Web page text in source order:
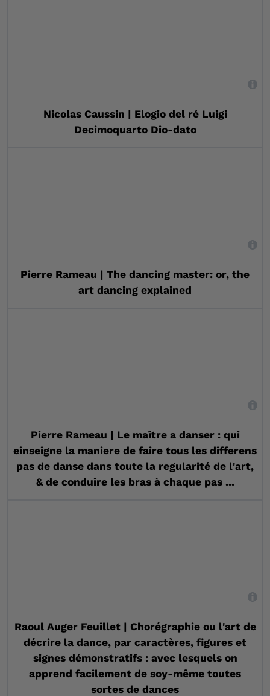
,
Nicolas Caussin | Elogio del ré Luigi
Decimoquarto Dio-dato
,
Pierre Rameau | The dancing master: or, the
art dancing explained
,
Pierre Rameau | Le maître a danser : qui
einseigne la maniere de faire tous les differens
pas de danse dans toute la regularité de l'art,
& de conduire les bras à chaque pas ...
,
Raoul Auger Feuillet | Chorégraphie ou l'art de
décrire la dance, par caractères, figures et
signes démonstratifs : avec lesquels on
apprend facilement de soy-même toutes
sortes de dances